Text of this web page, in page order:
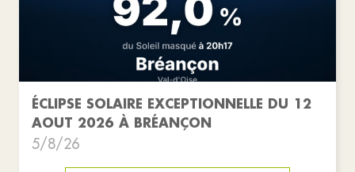
ÉCLIPSE SOLAIRE EXCEPTIONNELLE DU 12
AOUT 2026 À BRÉANÇON
5/8/26